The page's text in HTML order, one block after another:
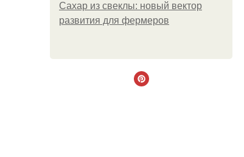
Сахар из свеклы: новый вектор
развития для фермеров